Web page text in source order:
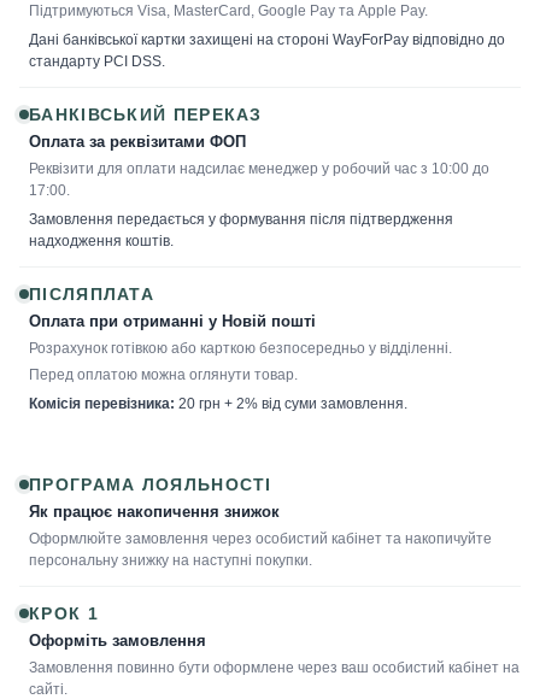
Підтримуються Visa, MasterCard, Google Pay та Apple Pay.
Дані банківської картки захищені на стороні WayForPay відповідно до
стандарту PCI DSS.
БАНКІВСЬКИЙ ПЕРЕКАЗ
Оплата за реквізитами ФОП
Реквізити для оплати надсилає менеджер у робочий час з 10:00 до
17:00.
Замовлення передається у формування після підтвердження
надходження коштів.
ПІСЛЯПЛАТА
Оплата при отриманні у Новій пошті
Розрахунок готівкою або карткою безпосередньо у відділенні.
Перед оплатою можна оглянути товар.
Комісія перевізника: 20 грн + 2% від суми замовлення.
ПРОГРАМА ЛОЯЛЬНОСТІ
Як працює накопичення знижок
Оформлюйте замовлення через особистий кабінет та накопичуйте
персональну знижку на наступні покупки.
КРОК 1
Оформіть замовлення
Замовлення повинно бути оформлене через ваш особистий кабінет на
сайті.